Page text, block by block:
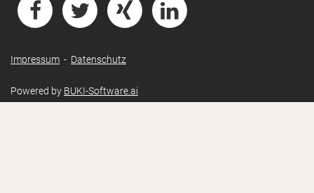
Impressum - Datenschutz
Powered by BUKI-Software.ai